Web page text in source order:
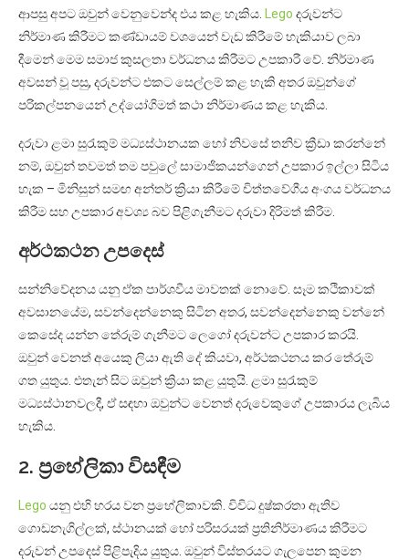
ආපසු අපට ඔවුන් වෙනුවෙන්ද එය කළ හැකිය. Lego දරුවන්ට
නිර්මාණ කිරීමට කණ්ඩායම් වශයෙන් වැඩ කිරීමේ හැකියාව ලබා
දීමෙන් මෙම සමාජ කුසලතා වර්ධනය කිරීමට උපකාරී වේ. නිර්මාණ
අවසන් වූ පසු, දරුවන්ට එකට සෙල්ලම් කළ හැකි අතර ඔවුන්ගේ
පරිකල්පනයෙන් උද්යෝගිමත් කථා නිර්මාණය කළ හැකිය.
දරුවා ළමා සුරැකුම් මධ්‍යස්ථානයක හෝ නිවසේ තනිව ක්‍රීඩා කරන්නේ
නම්, ඔවුන් තවමත් තම පවුලේ සාමාජිකයන්ගෙන් උපකාර ඉල්ලා සිටිය
හැක – මිනිසුන් සමඟ අන්තර් ක්‍රියා කිරීමේ චිත්තවේගීය අංගය වර්ධනය
කිරීම සහ උපකාර අවශ්‍ය බව පිළිගැනීමට දරුවා දිරිමත් කිරීම.
අර්ථකථන උපදෙස්
සන්නිවේදනය යනු ඒක පාර්ශවීය මාවතක් නොවේ. සෑම කථිකාවක්
අවසානයේම, සවන්දෙන්නෙකු සිටින අතර, සවන්දෙන්නෙකු වන්නේ
කෙසේද යන්න තේරුම් ගැනීමට ලෙගෝ දරුවන්ට උපකාර කරයි.
ඔවුන් වෙනත් අයෙකු ලියා ඇති දේ කියවා, අර්ථකථනය කර තේරුම්
ගත යුතුය. එතැන් සිට ඔවුන් ක්‍රියා කළ යුතුයි. ළමා සුරැකුම්
මධ්‍යස්ථානවලදී, ඒ සඳහා ඔවුන්ට වෙනත් දරුවෙකුගේ උපකාරය ලැබිය
හැකිය.
2. ප්‍රහේලිකා විසඳීම
Lego යනු එහි හරය වන ප්‍රහේලිකාවකි. විවිධ දුෂ්කරතා ඇතිව
ගොඩනැගිල්ලක්, ස්ථානයක් හෝ පරිසරයක් ප්‍රතිනිර්මාණය කිරීමට
දරුවන් උපදෙස් පිළිපැදිය යුතුය. ඔවුන් විස්තරයට ගැලපෙන කුමන